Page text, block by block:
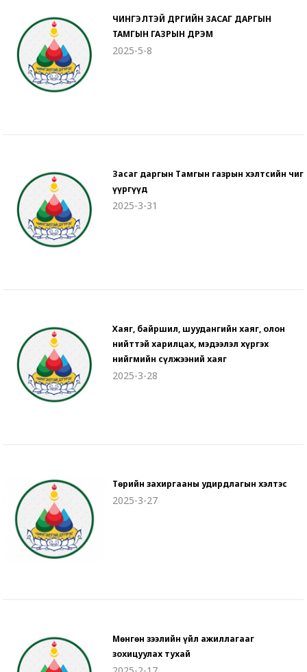
ЧИНГЭЛТЭЙ ДҮҮРГИЙН ЗАСАГ ДАРГЫН
ТАМГЫН ГАЗРЫН ДҮРЭМ
2025-5-8
Засаг даргын Тамгын газрын хэлтсийн чиг
үүргүүд
2025-3-31
Хаяг, байршил, шуудангийн хаяг, олон
нийттэй харилцах, мэдээлэл хүргэх
нийгмийн сүлжээний хаяг
2025-3-28
Төрийн захиргааны удирдлагын хэлтэс
2025-3-27
Мөнгөн зээлийн үйл ажиллагааг
зохицуулах тухай